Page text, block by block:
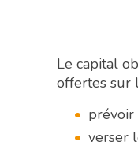
Le capital
offertes sur
prévoir
verser